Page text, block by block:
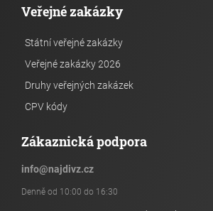
Veřejné zakázky
Státní veřejné zakázky
Veřejné zakázky 2026
Druhy veřejných zakázek
CPV kódy
Zákaznická podpora
info@najdivz.cz
Denně od 10:00 do 16:30